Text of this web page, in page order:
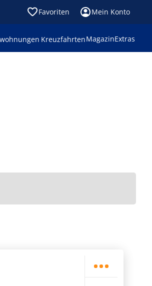
Favoriten Mein Konto
KreuzfahrtenMagazinExtras